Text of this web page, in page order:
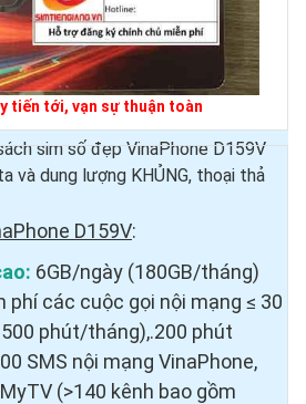
tiến tới, vạn sự thuận toàn
sim số đẹp VinaPhone D159V
và dung lượng KHỦNG, thoại thả
D159V:
6GB/ngày (180GB/tháng)
phí các cuộc gọi nội mạng ≤ 30
phút/tháng),.200 phút
SMS nội mạng VinaPhone,
(>140 kênh bao gồm